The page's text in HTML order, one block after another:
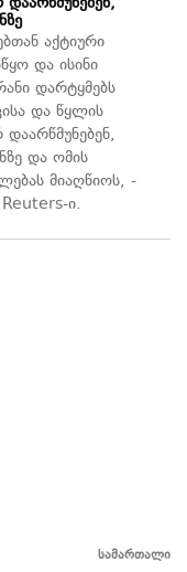
აქტიური
და ისინი
დარტყმებს
და წყლის
და ომის
მიაღწიოს, -
ი.
სამართალი